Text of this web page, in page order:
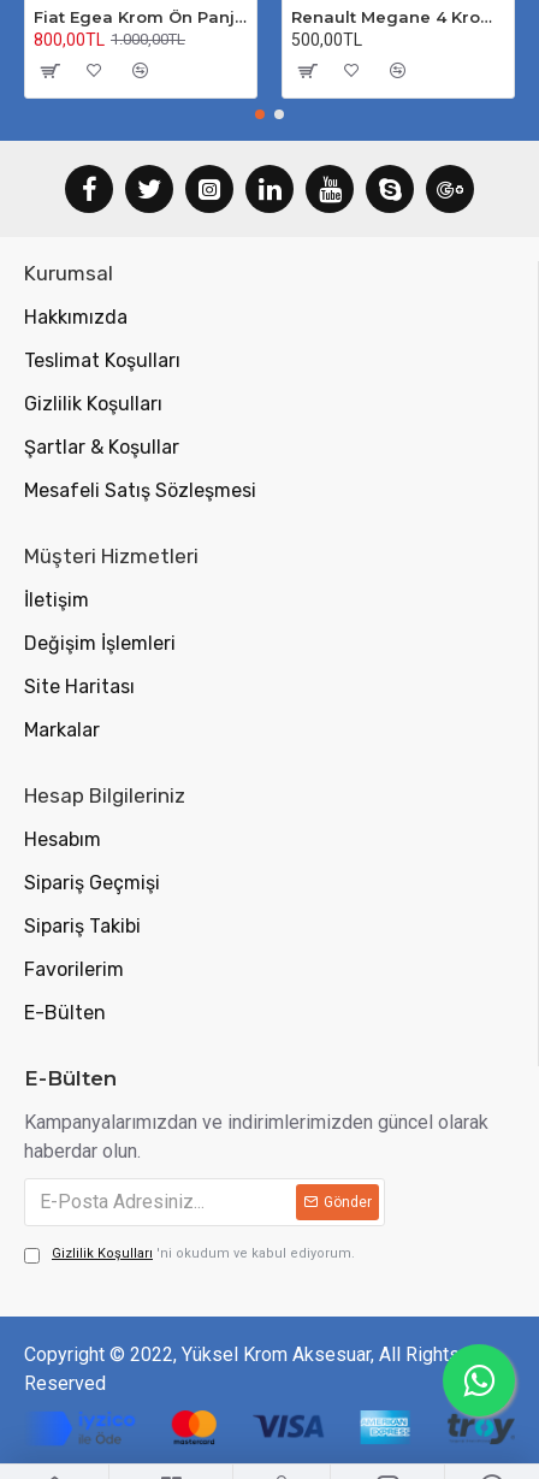
Fiat Egea Krom Ön Panjur 2020 Üzeri Uyumlu
800,00TL 1.000,00TL
Renault Megane 4 Krom Ön Panjur 2020 Üzeri
500,00TL
Kurumsal
Hakkımızda
Teslimat Koşulları
Gizlilik Koşulları
Şartlar & Koşullar
Mesafeli Satış Sözleşmesi
Müşteri Hizmetleri
İletişim
Değişim İşlemleri
Site Haritası
Markalar
Hesap Bilgileriniz
Hesabım
Sipariş Geçmişi
Sipariş Takibi
Favorilerim
E-Bülten
E-Bülten
Kampanyalarımızdan ve indirimlerimizden güncel olarak
haberdar olun.
Gönder
Gizlilik Koşulları 'ni okudum ve kabul ediyorum.
Copyright © 2022, Yüksel Krom Aksesuar, All Rights
Reserved